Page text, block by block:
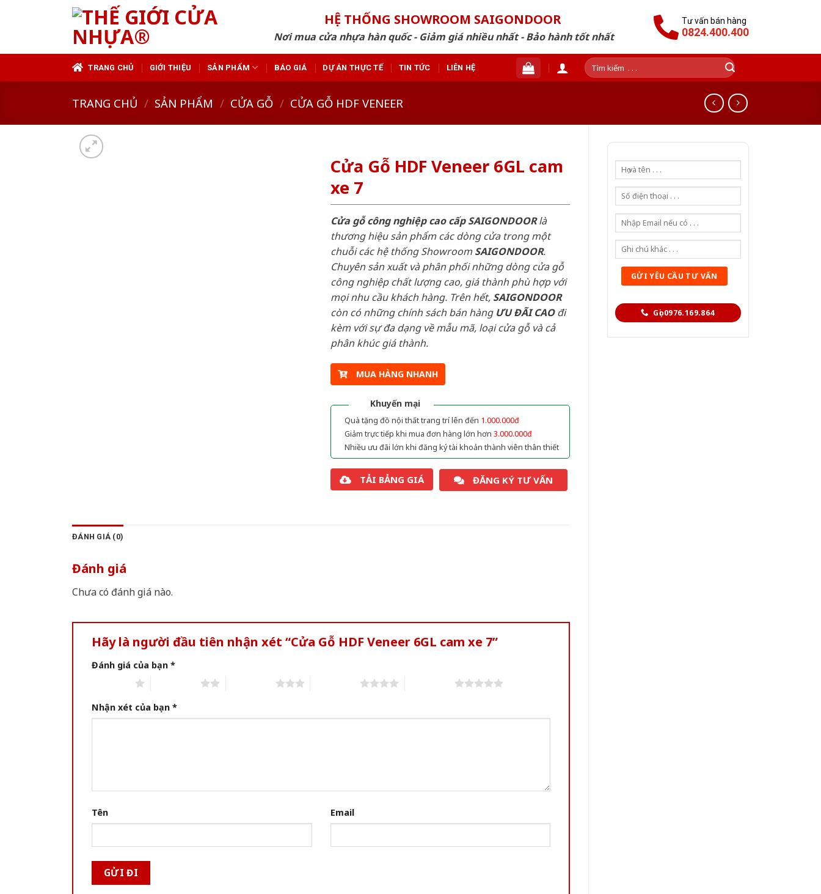
HỆ THỐNG SHOWROOM SAIGONDOOR
Nơi mua cửa nhựa hàn quốc - Giảm giá nhiều nhất - Bảo hành tốt nhất
Tư vấn bán hàng
0824.400.400
TRANG CHỦ GIỚI THIỆU SẢN PHẨM BÁO GIÁ DỰ ÁN THỰC TẾ TIN TỨC LIÊN HỆ
Tìm
kiếm:
TRANG CHỦ / SẢN PHẨM / CỬA GỖ / CỬA GỖ HDF VENEER
Gọi 0976.169.864
Cửa Gỗ HDF Veneer 6GL cam
xe 7
Cửa gỗ công nghiệp cao cấp SAIGONDOORlà
thương hiệu sản phẩm các dòng cửa trong một
chuỗi các hệ thống ShowroomSAIGONDOOR.
Chuyên sản xuất và phân phối những dòng cửa gỗ
công nghiệp chất lượng cao, giá thành phù hợp với
mọi nhu cầu khách hàng. Trên hết, SAIGONDOOR
còn có những chính sách bán hàng ƯU ĐÃI CAOđi
kèm với sự đa dạng về mẫu mã, loại cửa gỗ và cả
phân khúc giá thành.
MUA HÀNG NHANH
Khuyến mại
Quà tặng đồ nội thất trang trí lên đến 1.000.000đ
Giảm trực tiếp khi mua đơn hàng lớn hơn 3.000.000đ
Nhiều ưu đãi lớn khi đăng ký tài khoản thành viên thân thiết
TẢI BẢNG GIÁ ĐĂNG KÝ TƯ VẤN
ĐÁNH GIÁ (0)
Đánh giá
Chưa có đánh giá nào.
Hãy là người đầu tiên nhận xét “Cửa Gỗ HDF Veneer 6GL cam xe 7”
Đánh giá của bạn *
Nhận xét của bạn *
Tên Email